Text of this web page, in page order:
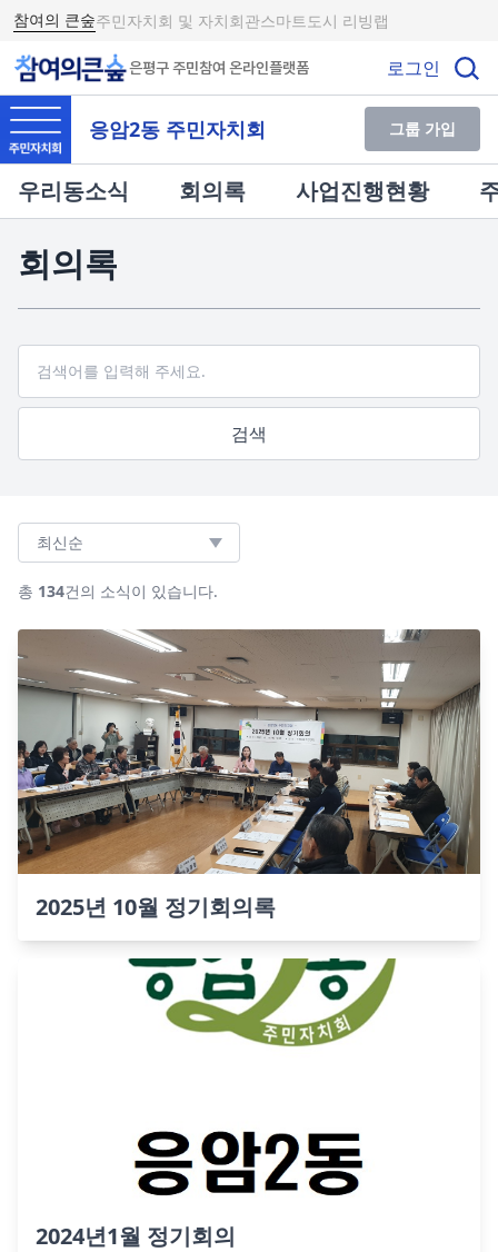
참여의 큰숲주민자치회 및 자치회관스마트도시 리빙랩
은평구 주민참여 온라인플랫폼 로그인
응암2동 주민자치회 그룹 가입
우리동소식 회의록 사업진행현황
회의록
검색
총 134건의 소식이 있습니다.
2025년 10월 정기회의록
2024년1월 정기회의